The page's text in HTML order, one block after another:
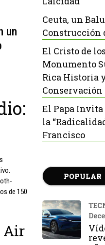
un
de 150
Air
Ceuta, un
Construcción
El Cristo de
Monumento
Rica Historia
Conservación
El Papa
la
Francisco
POPULAR